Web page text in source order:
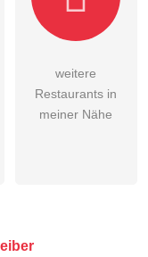
genommen.
weitere
Restaurants in
meiner Nähe